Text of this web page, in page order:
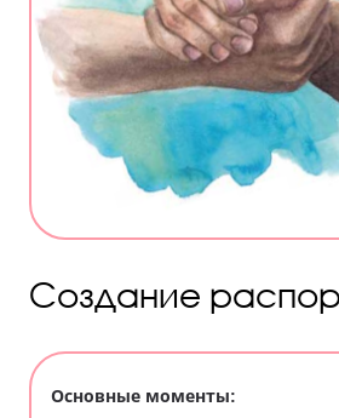
Создание
Основные моменты: